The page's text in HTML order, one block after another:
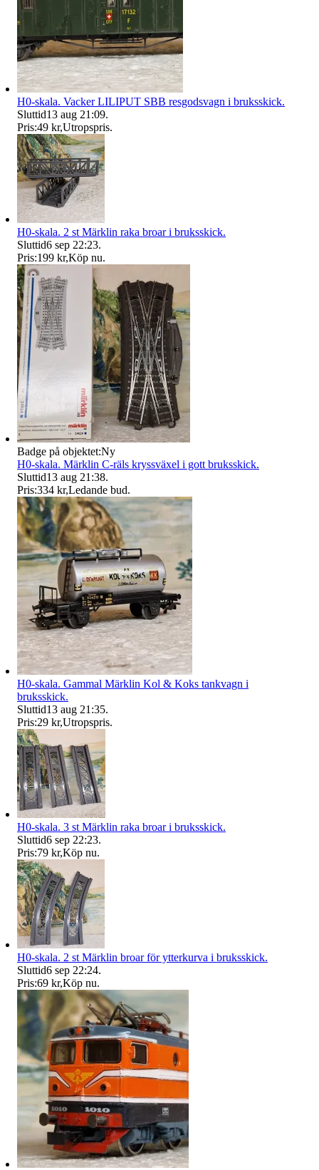
H0-skala. Vacker LILIPUT SBB resgodsvagn i bruksskick.
Sluttid13 aug 21:09.
Pris:49 kr,Utropspris.
H0-skala. 2 st Märklin raka broar i bruksskick.
Sluttid6 sep 22:23.
Pris:199 kr,Köp nu.
Badge på objektet:Ny
H0-skala. Märklin C-räls kryssväxel i gott bruksskick.
Sluttid13 aug 21:38.
Pris:334 kr,Ledande bud.
H0-skala. Gammal Märklin Kol & Koks tankvagn i
bruksskick.
Sluttid13 aug 21:35.
Pris:29 kr,Utropspris.
H0-skala. 3 st Märklin raka broar i bruksskick.
Sluttid6 sep 22:23.
Pris:79 kr,Köp nu.
H0-skala. 2 st Märklin broar för ytterkurva i bruksskick.
Sluttid6 sep 22:24.
Pris:69 kr,Köp nu.